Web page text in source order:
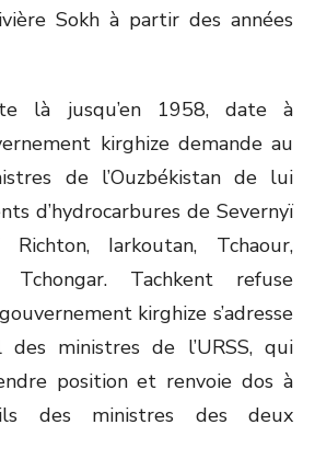
Sokh à partir des années
là jusqu’en 1958, date à
kirghize demande au
de l’Ouzbékistan de lui
d’hydrocarbures de Severnyï
Richton, Iarkoutan, Tchaour,
Tchongar. Tachkent refuse
kirghize s’adresse
des ministres de l’URSS, qui
position et renvoie dos à
des ministres des deux